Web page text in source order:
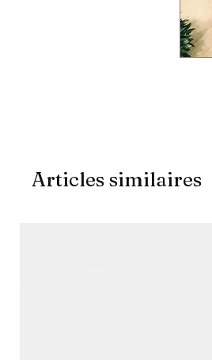
Articles similaires